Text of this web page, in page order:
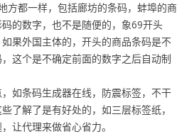
方都一样，包括廊坊的条码，蚌埠的商
的数字，也不是随便的，象69开头
果外国主体的，开头的商品条码是不
这个是不确定前面的数字之后自动制
如条码生成器在线，防震标签，不干
了解了是有好处的，如三层标签纸，
让代理来做省心省力。